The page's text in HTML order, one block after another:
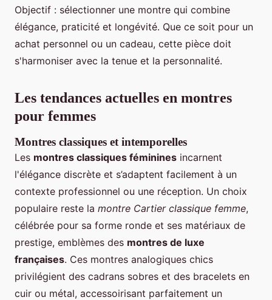
Objectif : sélectionner une montre qui combine
élégance, praticité et longévité. Que ce soit pour un
achat personnel ou un cadeau, cette pièce doit
s'harmoniser avec la tenue et la personnalité.
Les tendances actuelles en montres
pour femmes
Montres classiques et intemporelles
Les montres classiques féminines incarnent
l'élégance discrète et s’adaptent facilement à un
contexte professionnel ou une réception. Un choix
populaire reste la montre Cartier classique femme,
célébrée pour sa forme ronde et ses matériaux de
prestige, emblèmes des montres de luxe
françaises. Ces montres analogiques chics
privilégient des cadrans sobres et des bracelets en
cuir ou métal, accessoirisant parfaitement un